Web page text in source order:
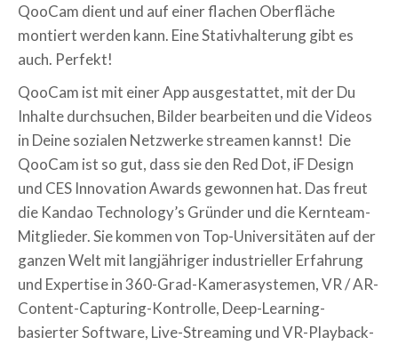
QooCam dient und auf einer flachen Oberfläche
montiert werden kann. Eine Stativhalterung gibt es
auch. Perfekt!
QooCam ist mit einer App ausgestattet, mit der Du
Inhalte durchsuchen, Bilder bearbeiten und die Videos
in Deine sozialen Netzwerke streamen kannst! Die
QooCam ist so gut, dass sie den Red Dot, iF Design
und CES Innovation Awards gewonnen hat. Das freut
die Kandao Technology’s Gründer und die Kernteam-
Mitglieder. Sie kommen von Top-Universitäten auf der
ganzen Welt mit langjähriger industrieller Erfahrung
und Expertise in 360-Grad-Kamerasystemen, VR / AR-
Content-Capturing-Kontrolle, Deep-Learning-
basierter Software, Live-Streaming und VR-Playback-